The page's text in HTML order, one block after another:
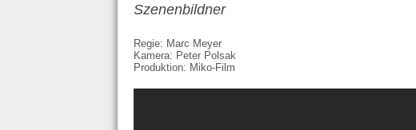
Szenenbildner
Regie: Marc Meyer
Kamera: Peter Polsak
Produktion: Miko-Film